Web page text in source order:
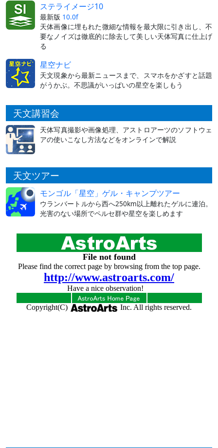
ステライメージ10
最新版 10.0f
天体画像に埋もれた微細な情報を最大限に引き出し、不
要なノイズは徹底的に除去して美しい天体写真に仕上げ
る
星空ナビ
天文現象から最新ニュースまで、スマホをかざすと話題
がうかぶ。不思議がいっぱいの星空を楽しもう
天文講習会
天体写真撮影や画像処理、アストロアーツのソフトウェ
アの使いこなし方法などをオンラインで解説
天文ツアー
モンゴル「星空」ゲル・キャンプツアー
ウランバートルから西へ250km以上離れたゲルに連泊。
光害のない場所でペルセ群や星空を楽しめます